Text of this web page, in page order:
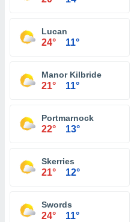
Lucan
24° 11°
Manor Kilbride
21° 11°
Portmarnock
22° 13°
Skerries
21° 12°
Swords
24° 11°